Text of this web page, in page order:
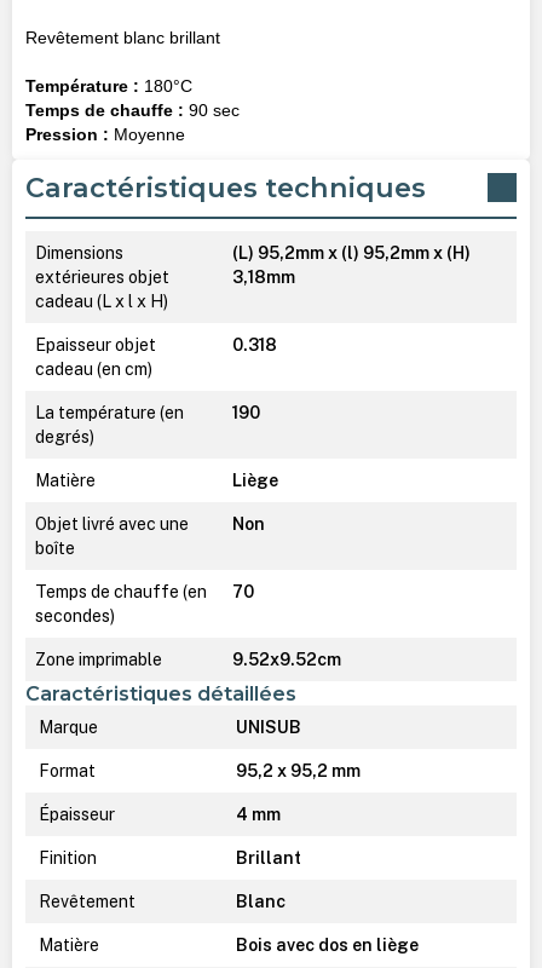
Revêtement blanc brillant
Température : 180°C
Temps de chauffe : 90 sec
Pression : Moyenne
Caractéristiques techniques
Dimensions
extérieures objet
cadeau (L x l x H)
(L) 95,2mm x (l) 95,2mm x (H)
3,18mm
Epaisseur objet
cadeau (en cm)
0.318
La température (en
degrés)
190
Matière Liège
Objet livré avec une
boîte
Non
Temps de chauffe (en
secondes)
70
Zone imprimable 9.52x9.52cm
Caractéristiques détaillées
Marque UNISUB
Format 95,2 x 95,2 mm
Épaisseur 4 mm
Finition Brillant
Revêtement Blanc
Matière Bois avec dos en liège